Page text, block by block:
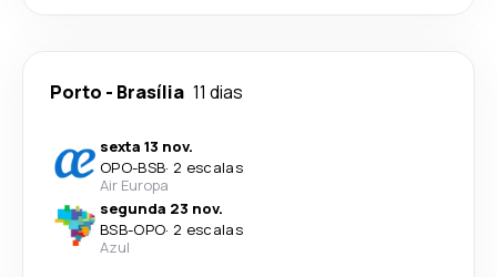
Porto - Brasília 11 dias
sexta 13 nov.
OPO-BSB· 2 escalas
Air Europa
segunda 23 nov.
BSB-OPO· 2 escalas
Azul